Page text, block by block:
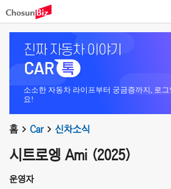
소소한 자동차 라이프부터 궁금증까지, 로
요!
홈 Car 신차소식
시트로엥 Ami (2025)
운영자